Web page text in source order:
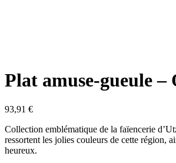
Plat amuse-gueule –
93,91 €
Collection emblématique de la faïencerie
ressortent les jolies couleurs de cette région,
heureux.